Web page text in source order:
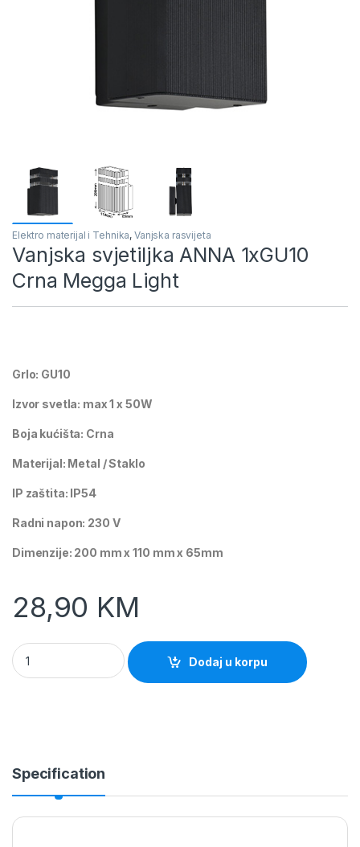
Elektro materijal i Tehnika, Vanjska rasvijeta
Vanjska svjetiljka ANNA 1xGU10
Crna Megga Light
Grlo: GU10
Izvor svetla: max 1 x 50W
Boja kućišta: Crna
Materijal: Metal / Staklo
IP zaštita: IP54
Radni napon: 230 V
Dimenzije: 200 mm x 110 mm x 65mm
28,90 KM
Vanjska svjetiljka ANNA 1xGU10 Crna Megga Light quantity
Dodaj u korpu
Specification